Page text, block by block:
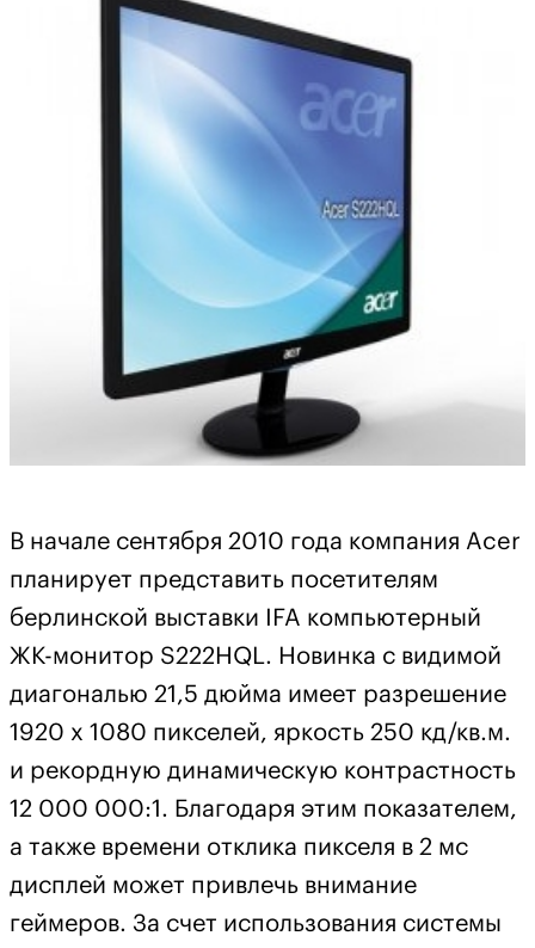
В начале сентября 2010 года компания Acer
планирует представить посетителям
берлинской выставки IFA компьютерный
ЖК-монитор S222HQL. Новинка с видимой
диагональю 21,5 дюйма имеет разрешение
1920 х 1080 пикселей, яркость 250 кд/кв.м.
и рекордную динамическую контрастность
12 000 000:1. Благодаря этим показателем,
а также времени отклика пикселя в 2 мс
дисплей может привлечь внимание
геймеров. За счет использования системы